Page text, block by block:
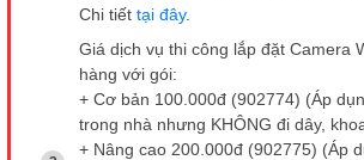
Chi tiết tại đây.
Giá dịch vụ thi công lắp đặt Camera
hàng với gói:
+ Cơ bản 100.000đ (902774) (Áp
trong nhà nhưng KHÔNG đi dây,
+ Nâng cao 200.000đ (902775) (Áp